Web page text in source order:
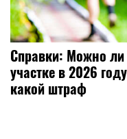
Справки: Можно ли
участке в 2026
какой штраф